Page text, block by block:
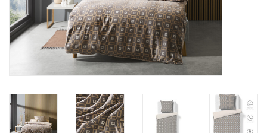
Mode & Accessoires
Edles aus Cashmere
Kinder